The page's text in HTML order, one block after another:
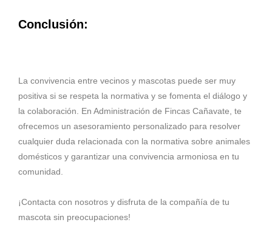
Conclusión:
La convivencia entre vecinos y mascotas puede ser muy
positiva si se respeta la normativa y se fomenta el diálogo y
la colaboración. En Administración de Fincas Cañavate, te
ofrecemos un asesoramiento personalizado para resolver
cualquier duda relacionada con la normativa sobre animales
domésticos y garantizar una convivencia armoniosa en tu
comunidad.
¡Contacta con nosotros y disfruta de la compañía de tu
mascota sin preocupaciones!